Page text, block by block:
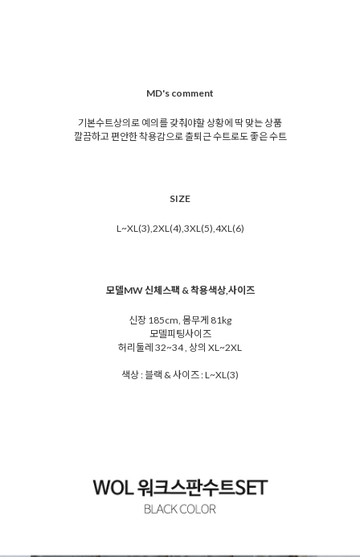
MD's comment
기본수트상의로 예의를 갖춰야할 상황에 딱 맞는 상품
깔끔하고 편안한 착용감으로 출퇴근 수트로도 좋은 수트
SIZE
L~XL(3),2XL(4),3XL(5),4XL(6)
모델MW 신체스팩 & 착용색상,사이즈
신장 185cm, 몸무게 81kg
모델피팅사이즈
허리둘레 32~34 , 상의 XL~2XL
색상 : 블랙 & 사이즈 : L~XL(3)